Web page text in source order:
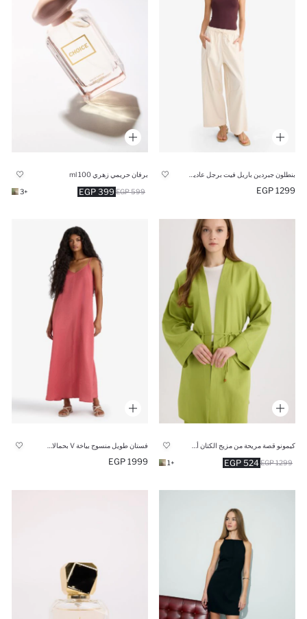
1299 EGP
برفان حريمي زهري 100 ml
399 EGP 599 EGP
+3
524 EGP 1299 EGP
+1
1999 EGP